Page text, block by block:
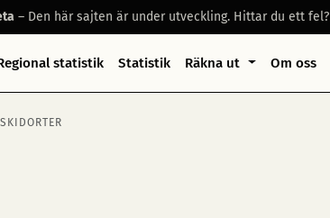
– Den här sajten är under utveckling. Hittar du ett fel?
statistik Statistik Räkna ut Om oss